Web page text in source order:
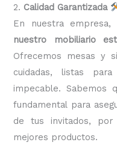
2. Calidad Garantizada
En nuestra
nuestro mobiliario
Ofrecemos mesas y
cuidadas, listas
impecable. Sabemos
fundamental para
de tus invitados,
mejores productos.